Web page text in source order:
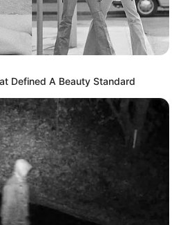
Defined A Beauty Standard